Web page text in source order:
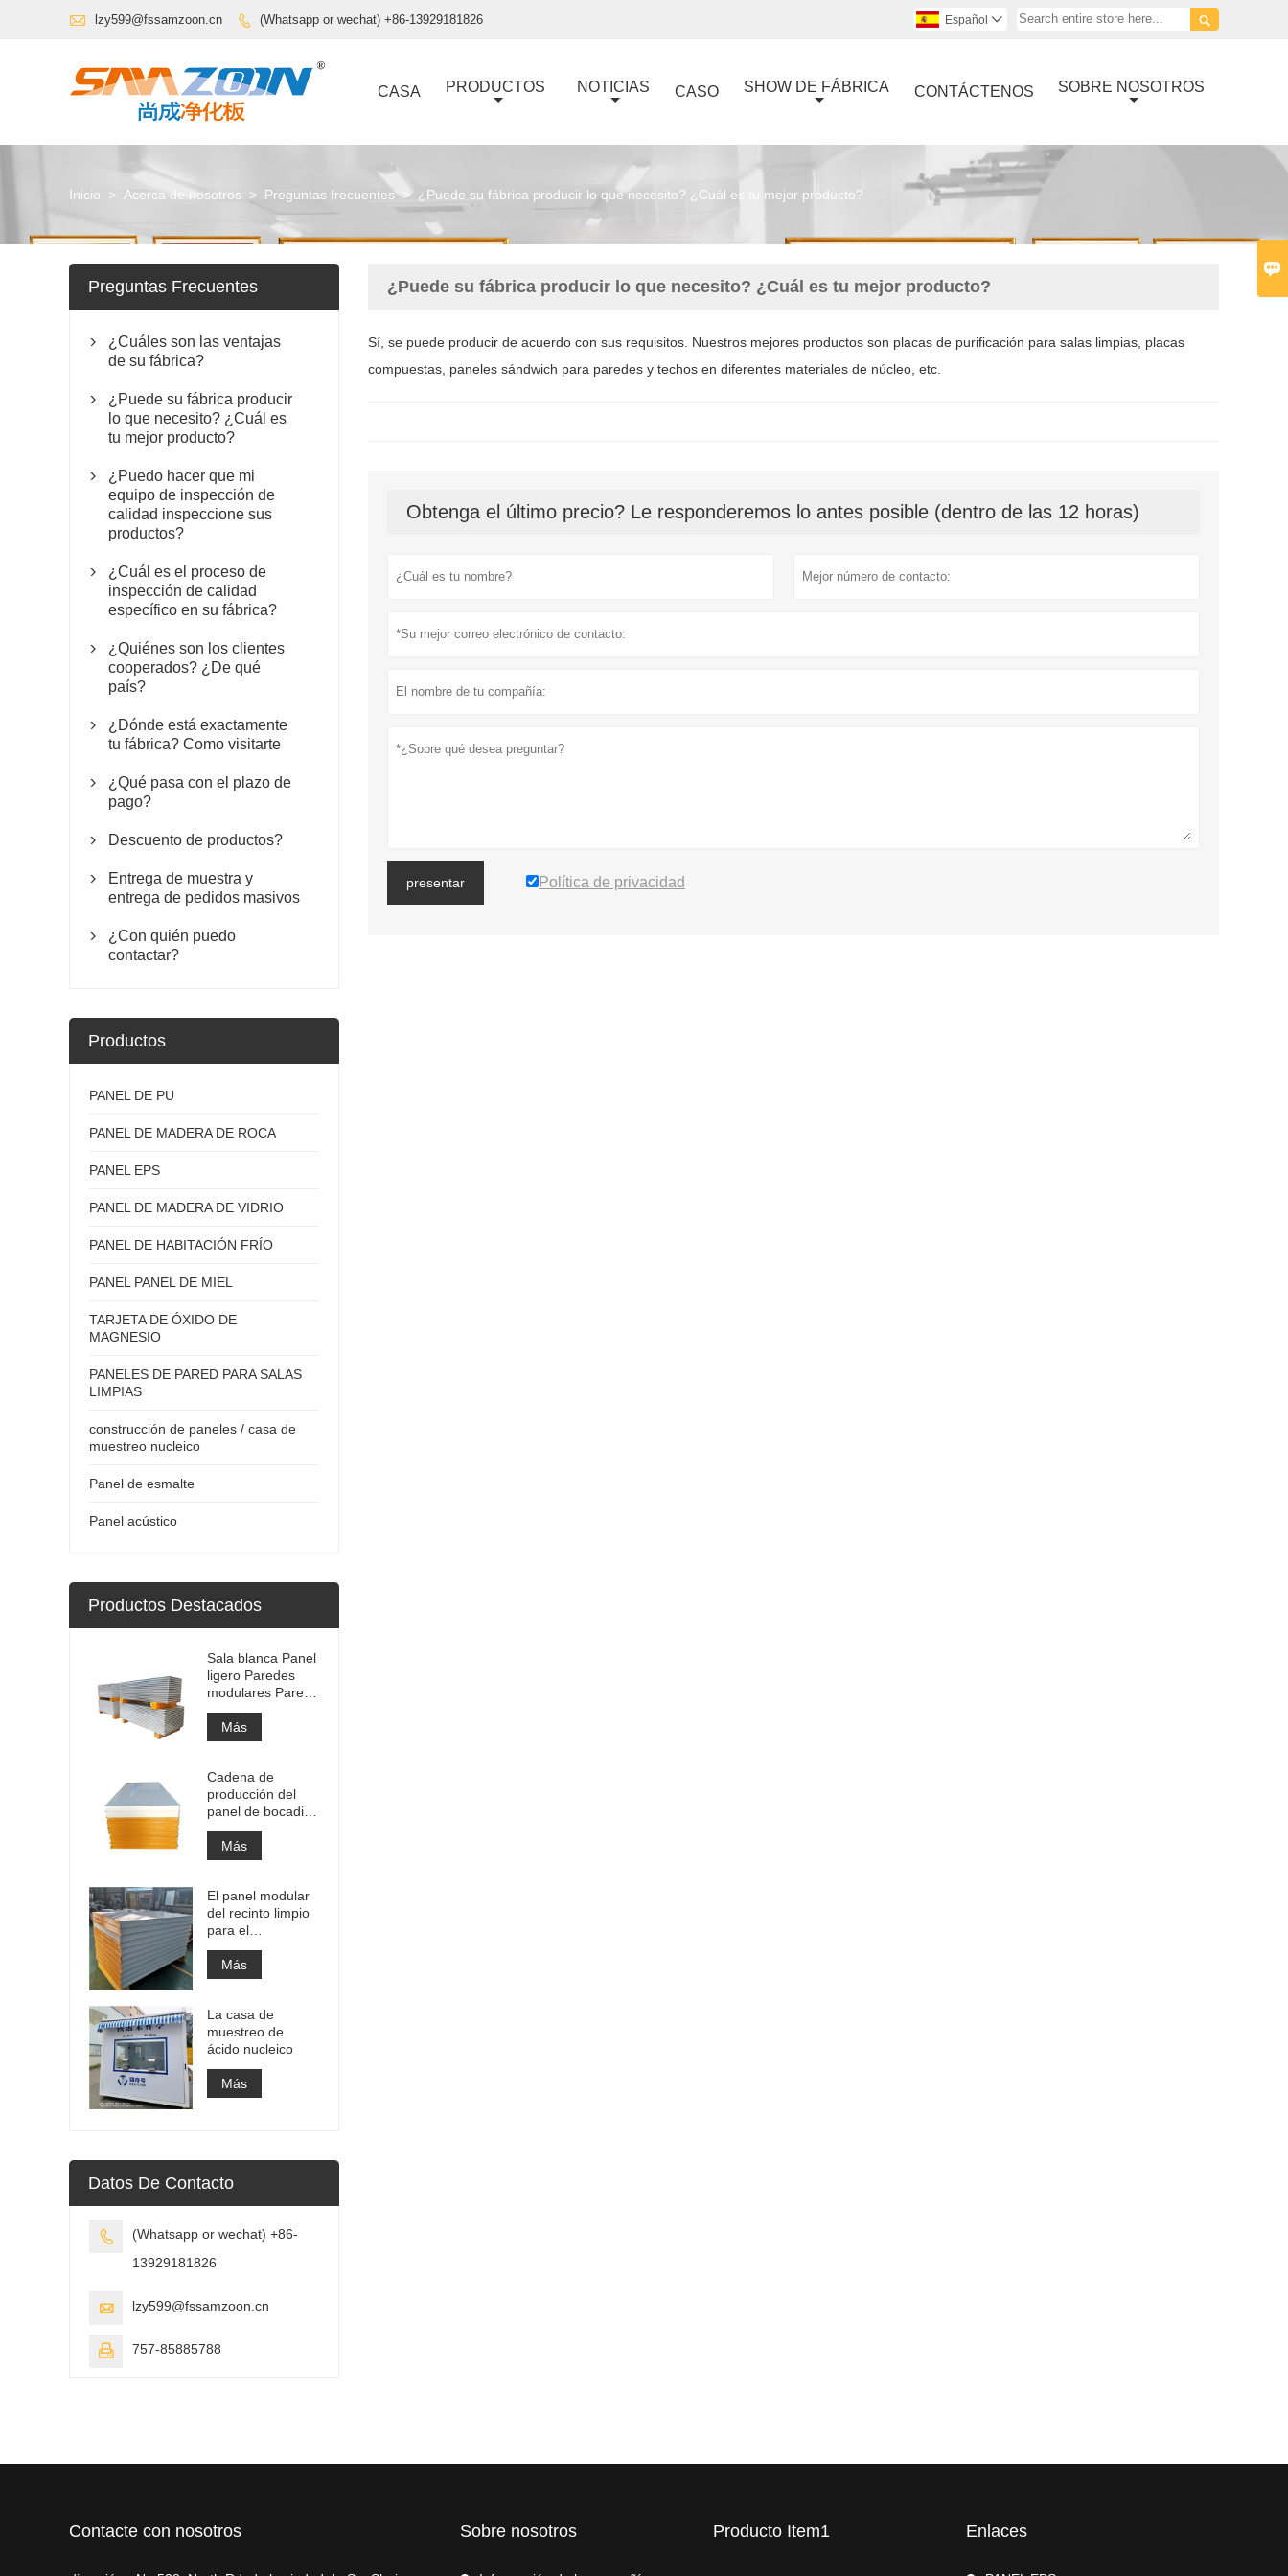

 lzy599@fssamzoon.cn  (Whatsapp or wechat) +86-13929181826 
Español 
CASA PRODUCTOS NOTICIAS CASO SHOW DE FÁBRICA CONTÁCTENOS SOBRE NOSOTROS
Inicio > Acerca de nosotros > Preguntas frecuentes > ¿Puede su fábrica producir lo que necesito? ¿Cuál es tu mejor producto?
¿Puede su fábrica producir lo que necesito? ¿Cuál es tu mejor producto?
Sí, se puede producir de acuerdo con sus requisitos. Nuestros mejores productos son placas de purificación para salas limpias, placas
compuestas, paneles sándwich para paredes y techos en diferentes materiales de núcleo, etc.
Obtenga el último precio? Le responderemos lo antes posible (dentro de las 12 horas)
presentar Política de privacidad
Preguntas Frecuentes

¿Cuáles son las ventajas
de su fábrica?

¿Puede su fábrica producir
lo que necesito? ¿Cuál es
tu mejor producto?

¿Puedo hacer que mi
equipo de inspección de
calidad inspeccione sus
productos?

¿Cuál es el proceso de
inspección de calidad
específico en su fábrica?

¿Quiénes son los clientes
cooperados? ¿De qué
país?

¿Dónde está exactamente
tu fábrica? Como visitarte

¿Qué pasa con el plazo de
pago?
 Descuento de productos?

Entrega de muestra y
entrega de pedidos masivos

¿Con quién puedo
contactar?
Productos
PANEL DE PU
PANEL DE MADERA DE ROCA
PANEL EPS
PANEL DE MADERA DE VIDRIO
PANEL DE HABITACIÓN FRÍO
PANEL PANEL DE MIEL
TARJETA DE ÓXIDO DE
MAGNESIO
PANELES DE PARED PARA SALAS
LIMPIAS
construcción de paneles / casa de
muestreo nucleico
Panel de esmalte
Panel acústico
Productos Destacados
Sala blanca Panel
ligero Paredes
modulares Pared
de sala limpia
Más
Cadena de
producción del
panel de bocadillo
del edificio de la
fábrica de la
comida y de la
panel de bocadillo
del uso
Más
El panel modular
del recinto limpio
para el
revestimiento de
paredes
farmacéutico del
divisiones del
recinto limpio
Más
La casa de
muestreo de
ácido nucleico
Más
Datos De Contacto

(Whatsapp or wechat) +86-
13929181826
 lzy599@fssamzoon.cn
 757-85885788
Contacte con nosotros Sobre nosotros Producto Item1 Enlaces